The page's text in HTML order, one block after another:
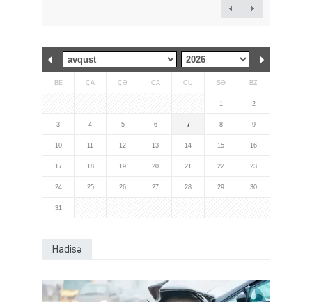
BE ÇA ÇƏ CA CÜ ŞƏ BZ
1 2
3 4 5 6 7 8 9
10 11 12 13 14 15 16
17 18 19 20 21 22 23
24 25 26 27 28 29 30
31
Hadisə